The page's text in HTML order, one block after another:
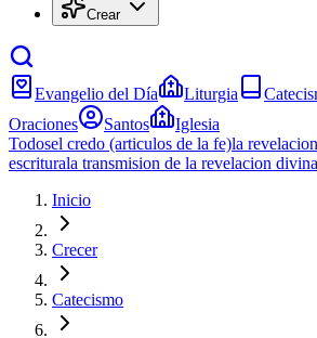
Crear
Evangelio del Día Liturgia
Oraciones
Santos
Iglesia
Todosel credo (articulos de la fe)la
escriturala transmision de la revelacion divina
Inicio
Crecer
Catecismo